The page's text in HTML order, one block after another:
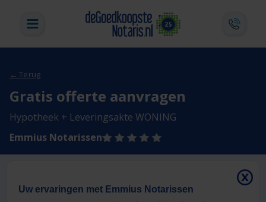
← Terug
Gratis offerte aanvragen
Hypotheek + Leveringsakte WONING
Emmius Notarissen
Uw ervaringen met Emmius Notarissen